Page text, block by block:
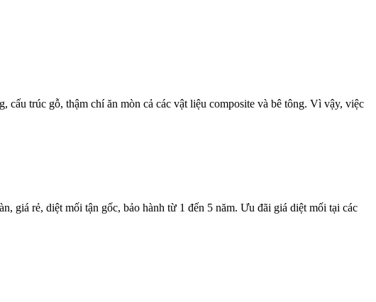
trúc gỗ, thậm chí ăn mòn cả các vật liệu composite và bê tông. Vì vậy, việc
giá rẻ, diệt mối tận gốc, bảo hành từ 1 đến 5 năm. Ưu đãi giá diệt mối tại các